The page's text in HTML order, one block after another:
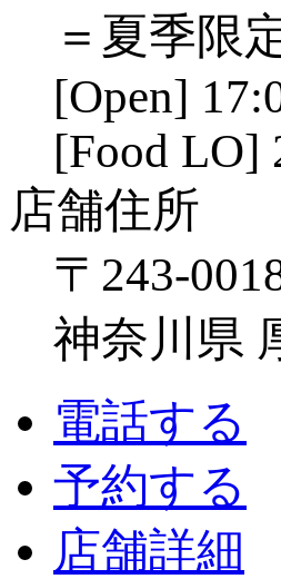
＝夏季限
[Open]
[Food
店舗住所
〒243-
神奈川県
電話する
予約する
店舗詳細